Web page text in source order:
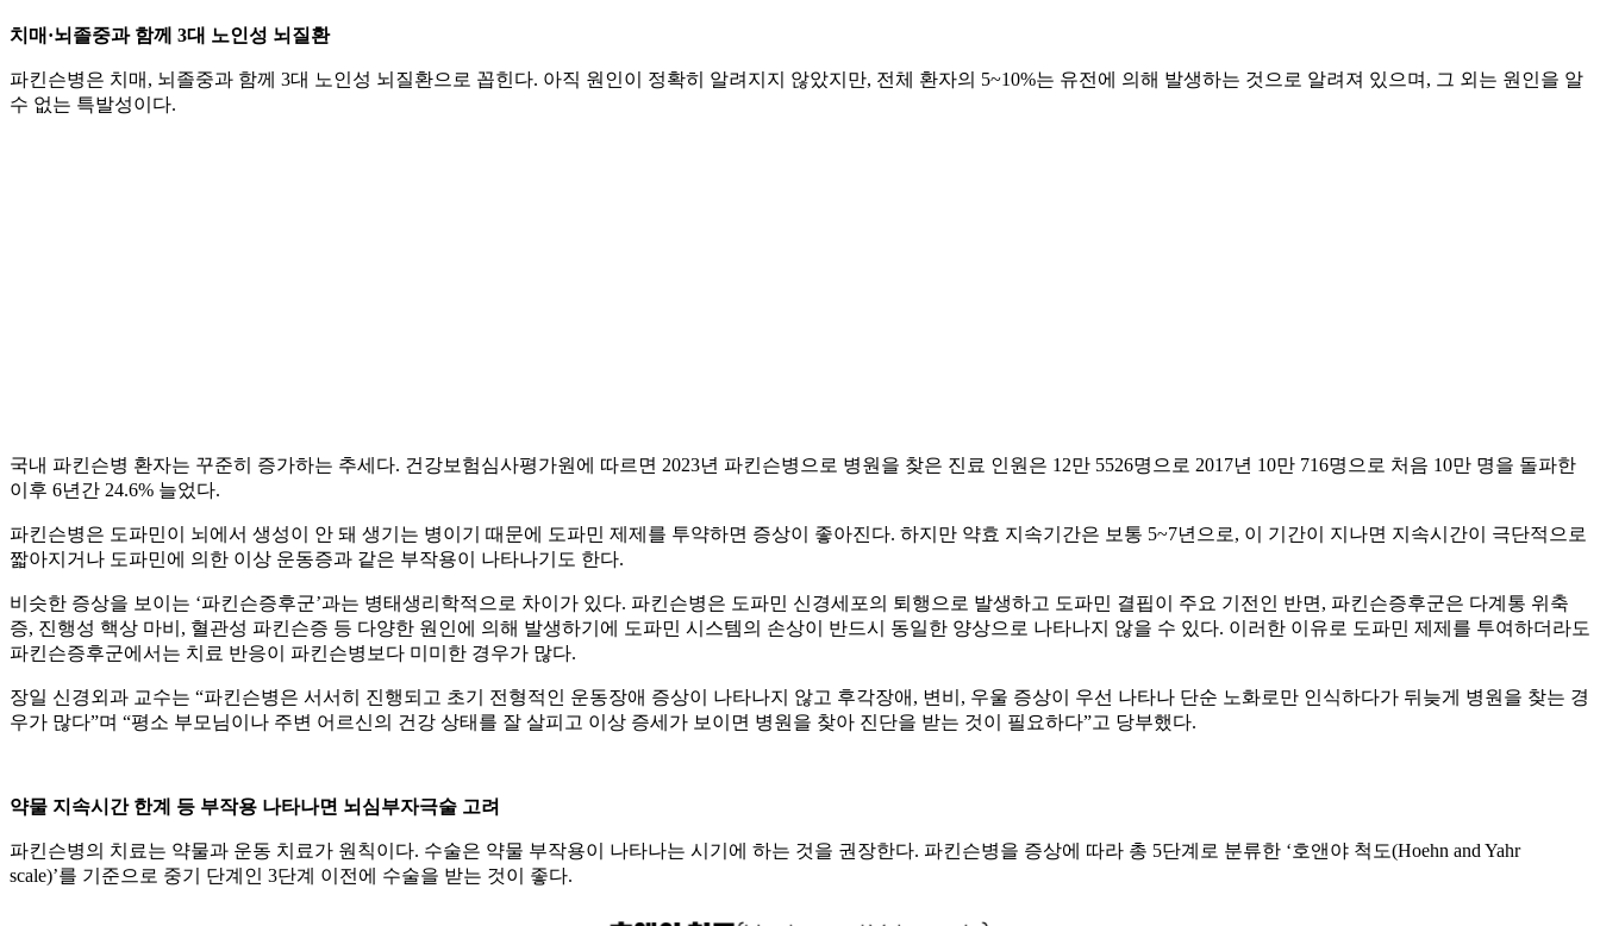
치매·뇌졸중과 함께 3대 노인성 뇌질환
파킨슨병은 치매, 뇌졸중과 함께 3대 노인성 뇌질환으로 꼽힌다. 아직 원인이 정확히 알려지지 않았지만, 전체 환자의 5~10%는 유전에 의해 발생하는 것으로 알려져 있으며, 그 외는 원인을 알
수 없는 특발성이다.
국내 파킨슨병 환자는 꾸준히 증가하는 추세다. 건강보험심사평가원에 따르면 2023년 파킨슨병으로 병원을 찾은 진료 인원은 12만 5526명으로 2017년 10만 716명으로 처음 10만 명을 돌파한
이후 6년간 24.6% 늘었다.
파킨슨병은 도파민이 뇌에서 생성이 안 돼 생기는 병이기 때문에 도파민 제제를 투약하면 증상이 좋아진다. 하지만 약효 지속기간은 보통 5~7년으로, 이 기간이 지나면 지속시간이 극단적으로
짧아지거나 도파민에 의한 이상 운동증과 같은 부작용이 나타나기도 한다.
비슷한 증상을 보이는 ‘파킨슨증후군’과는 병태생리학적으로 차이가 있다. 파킨슨병은 도파민 신경세포의 퇴행으로 발생하고 도파민 결핍이 주요 기전인 반면, 파킨슨증후군은 다계통 위축
증, 진행성 핵상 마비, 혈관성 파킨슨증 등 다양한 원인에 의해 발생하기에 도파민 시스템의 손상이 반드시 동일한 양상으로 나타나지 않을 수 있다. 이러한 이유로 도파민 제제를 투여하더라도
파킨슨증후군에서는 치료 반응이 파킨슨병보다 미미한 경우가 많다.
장일 신경외과 교수는 “파킨슨병은 서서히 진행되고 초기 전형적인 운동장애 증상이 나타나지 않고 후각장애, 변비, 우울 증상이 우선 나타나 단순 노화로만 인식하다가 뒤늦게 병원을 찾는 경
우가 많다”며 “평소 부모님이나 주변 어르신의 건강 상태를 잘 살피고 이상 증세가 보이면 병원을 찾아 진단을 받는 것이 필요하다”고 당부했다.
약물 지속시간 한계 등 부작용 나타나면 뇌심부자극술 고려
파킨슨병의 치료는 약물과 운동 치료가 원칙이다. 수술은 약물 부작용이 나타나는 시기에 하는 것을 권장한다. 파킨슨병을 증상에 따라 총 5단계로 분류한 ‘호앤야 척도(Hoehn and Yahr
scale)’를 기준으로 중기 단계인 3단계 이전에 수술을 받는 것이 좋다.